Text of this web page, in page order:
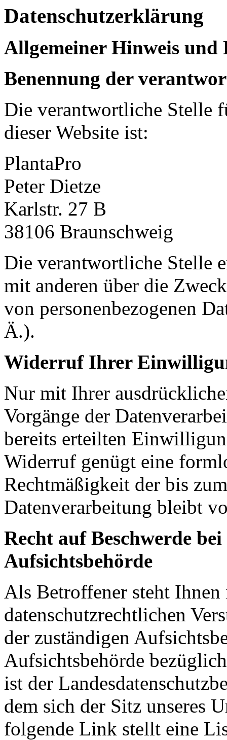
Datenschutzerklärung
Allgemeiner Hinweis
Benennung der
Die verantwortliche Stelle
dieser Website ist:
PlantaPro
Peter Dietze
Karlstr. 27 B
38106 Braunschweig
Die verantwortliche Stelle
mit anderen über die
von personenbezogenen
Ä.).
Widerruf Ihrer
Nur mit Ihrer
Vorgänge der
bereits erteilten
Widerruf genügt eine
Rechtmäßigkeit der bis
Datenverarbeitung bleibt
Recht auf Beschwerde
Aufsichtsbehörde
Als Betroffener steht Ihnen
datenschutzrechtlichen
der zuständigen
Aufsichtsbehörde
ist der
dem sich der Sitz unseres
folgende Link stellt eine